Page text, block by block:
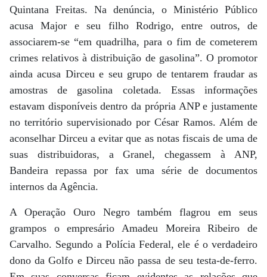
Quintana Freitas. Na denúncia, o Ministério Público
acusa Major e seu filho Rodrigo, entre outros, de
associarem-se “em quadrilha, para o fim de cometerem
crimes relativos à distribuição de gasolina”. O promotor
ainda acusa Dirceu e seu grupo de tentarem fraudar as
amostras de gasolina coletada. Essas informações
estavam disponíveis dentro da própria ANP e justamente
no território supervisionado por César Ramos. Além de
aconselhar Dirceu a evitar que as notas fiscais de uma de
suas distribuidoras, a Granel, chegassem à ANP,
Bandeira repassa por fax uma série de documentos
internos da Agência.
A Operação Ouro Negro também flagrou em seus
grampos o empresário Amadeu Moreira Ribeiro de
Carvalho. Segundo a Polícia Federal, ele é o verdadeiro
dono da Golfo e Dirceu não passa de seu testa-de-ferro.